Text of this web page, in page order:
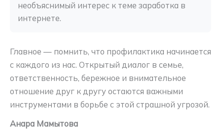
необъяснимый интерес к теме заработка в
интернете.
Главное — помнить, что профилактика начинается
с каждого из нас. Открытый диалог в семье,
ответственность, бережное и внимательное
отношение друг к другу остаются важными
инструментами в борьбе с этой страшной угрозой.
Анара Мамытова